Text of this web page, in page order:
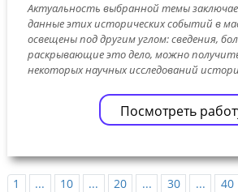
Актуальность выбранной темы
данные этих исторических событий в
освещены под другим углом: сведения,
раскрывающие это дело, можно
некоторых научных исследований
Посмотреть
1 ... 10 ... 20 ... 30 ... 40